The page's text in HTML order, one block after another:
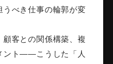
うべき仕事の輪郭が変
顧客との関係構築、複
ント――こうした「人